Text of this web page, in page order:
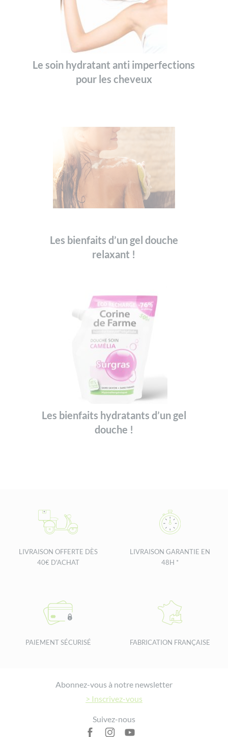
Le soin hydratant anti imperfections
pour les cheveux
Les bienfaits d’un gel douche
relaxant !
Les bienfaits hydratants d’un gel
douche !
LIVRAISON OFFERTE DÈS
40€ D'ACHAT
LIVRAISON GARANTIE EN
48H *
PAIEMENT SÉCURISÉ FABRICATION FRANÇAISE
Abonnez-vous à notre newsletter
> Inscrivez-vous
Suivez-nous